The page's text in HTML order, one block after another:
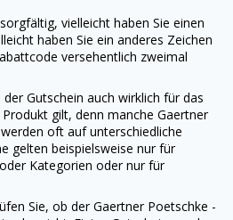
vielleicht haben Sie einen
haben Sie ein anderes Zeichen
versehentlich zweimal
Gutschein auch wirklich für das
gilt, denn manche Gaertner
oft auf unterschiedliche
gelten beispielsweise nur für
Kategorien oder nur für
Sie, ob derGaertner Poetschke -